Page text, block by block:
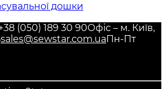
(050) 189 30 90Офіс – м. Київ,
sales@sewstar.com.uaПн-Пт